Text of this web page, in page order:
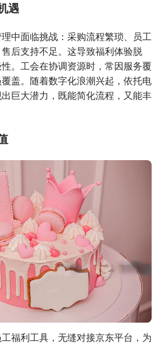
遇
中面临挑战：采购流程繁琐、员工
后支持不足。这导致福利体验脱
。工会在协调资源时，常因服务覆
盖。随着数字化浪潮兴起，依托电
巨大潜力，既能简化流程，又能丰
福利工具，无缝对接京东平台，为